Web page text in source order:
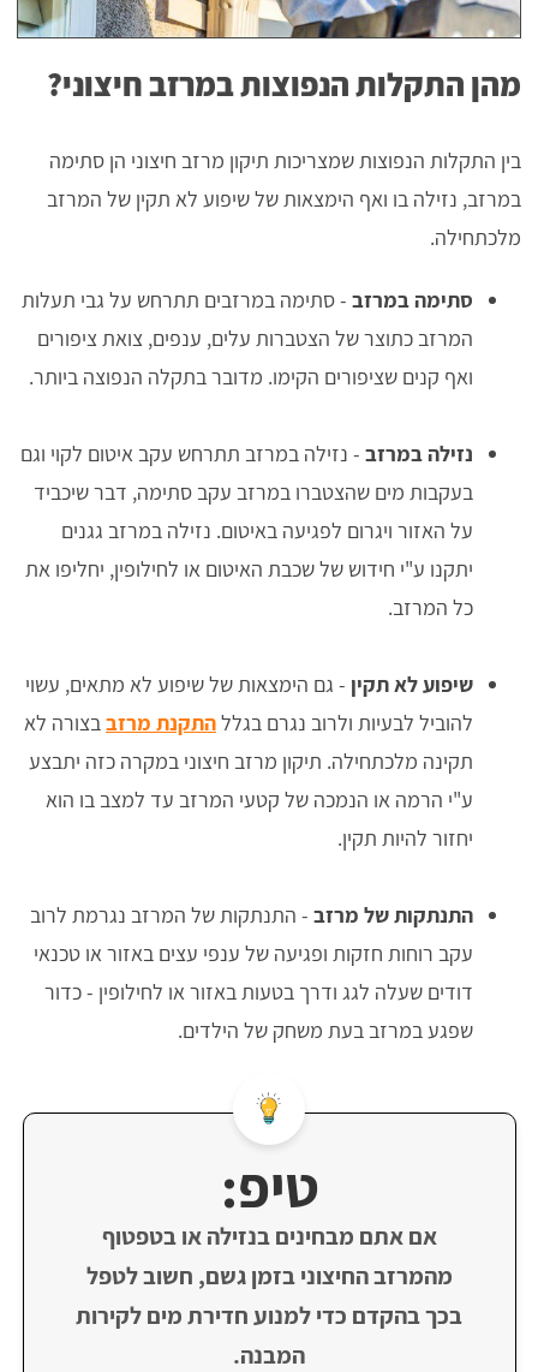
מהן התקלות הנפוצות במרזב חיצוני?
בין התקלות הנפוצות שמצריכות תיקון מרזב חיצוני הן סתימה
במרזב, נזילה בו ואף הימצאות של שיפוע לא תקין של המרזב
מלכתחילה.
סתימה במרזב - סתימה במרזבים תתרחש על גבי תעלות
המרזב כתוצר של הצטברות עלים, ענפים, צואת ציפורים
ואף קנים שציפורים הקימו. מדובר בתקלה הנפוצה ביותר.
נזילה במרזב - נזילה במרזב תתרחש עקב איטום לקוי וגם
בעקבות מים שהצטברו במרזב עקב סתימה, דבר שיכביד
על האזור ויגרום לפגיעה באיטום. נזילה במרזב גגנים
יתקנו ע"י חידוש של שכבת האיטום או לחילופין, יחליפו את
כל המרזב.
שיפוע לא תקין - גם הימצאות של שיפוע לא מתאים, עשוי
להוביל לבעיות ולרוב נגרם בגללהתקנת מרזבבצורה לא
תקינה מלכתחילה. תיקון מרזב חיצוני במקרה כזה יתבצע
ע"י הרמה או הנמכה של קטעי המרזב עד למצב בו הוא
יחזור להיות תקין.
התנתקות של מרזב - התנתקות של המרזב נגרמת לרוב
עקב רוחות חזקות ופגיעה של ענפי עצים באזור או טכנאי
דודים שעלה לגג ודרך בטעות באזור או לחילופין - כדור
שפגע במרזב בעת משחק של הילדים.
טיפ:
אם אתם מבחינים בנזילה או בטפטוף
מהמרזב החיצוני בזמן גשם, חשוב לטפל
בכך בהקדם כדי למנוע חדירת מים לקירות
המבנה.